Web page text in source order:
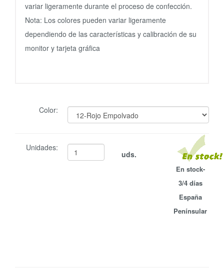
variar ligeramente durante el proceso de confección.
Nota: Los colores pueden variar ligeramente
dependiendo de las características y calibración de su
monitor y tarjeta gráfica
Color:
Unidades:
uds.
En stock-
3/4 días
España
Penínsular